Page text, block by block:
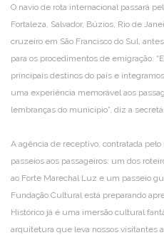
O navio de rota internacional passará
Fortaleza, Salvador, Búzios, Rio de
cruzeiro em São Francisco do Sul,
para os procedimentos de emigração.
principais destinos do país e
uma experiência memorável aos
lembranças do município”, diz a
A agência de receptivo, contratada
passeios aos passageiros: um dos
ao Forte Marechal Luz e um passeio
Fundação Cultural está preparando
Histórico já é uma imersão cultural
arquitetura que leva nossos visitantes